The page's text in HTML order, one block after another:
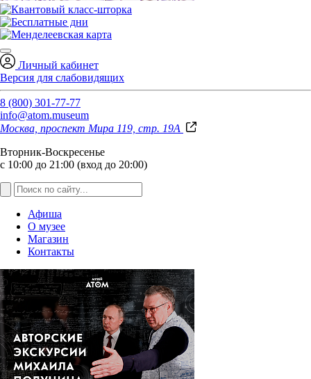
Личный кабинет
Версия для слабовидящих
8 (800) 301-77-77
info@atom.museum
Москва, проспект Мира 119, стр. 19А
Вторник-Воскресенье
с 10:00 до 21:00 (вход до 20:00)
Афиша
О музее
Магазин
Контакты